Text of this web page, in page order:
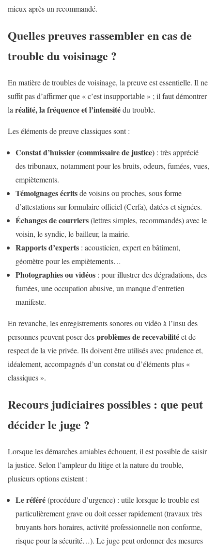
mieux après un recommandé.
Quelles preuves rassembler en cas de
trouble du voisinage ?
En matière de troubles de voisinage, la preuve est essentielle. Il ne
suffit pas d’affirmer que « c’est insupportable » ; il faut démontrer
la réalité, la fréquence et l’intensitédu trouble.
Les éléments de preuve classiques sont :
Constat d’huissier (commissaire de justice) : très apprécié
des tribunaux, notamment pour les bruits, odeurs, fumées, vues,
empiètements.
Témoignages écritsde voisins ou proches, sous forme
d’attestations sur formulaire officiel (Cerfa), datées et signées.
Échanges de courriers(lettres simples, recommandés) avec le
voisin, le syndic, le bailleur, la mairie.
Rapports d’experts : acousticien, expert en bâtiment,
géomètre pour les empiètements…
Photographies ou vidéos : pour illustrer des dégradations, des
fumées, une occupation abusive, un manque d’entretien
manifeste.
En revanche, les enregistrements sonores ou vidéo à l’insu des
personnes peuvent poser desproblèmes de recevabilitéet de
respect de la vie privée. Ils doivent être utilisés avec prudence et,
idéalement, accompagnés d’un constat ou d’éléments plus «
classiques ».
Recours judiciaires possibles : que peut
décider le juge ?
Lorsque les démarches amiables échouent, il est possible de saisir
la justice. Selon l’ampleur du litige et la nature du trouble,
plusieurs options existent :
Le référé(procédure d’urgence) : utile lorsque le trouble est
particulièrement grave ou doit cesser rapidement (travaux très
bruyants hors horaires, activité professionnelle non conforme,
risque pour la sécurité…). Le juge peut ordonner des mesures